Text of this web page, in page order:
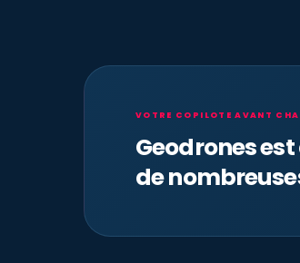
VOTRE COPILOTE AVANT
Geodrones
de